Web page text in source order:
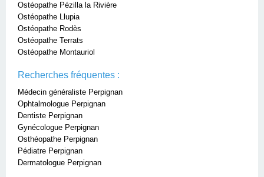
Ostéopathe Pézilla la Rivière
Ostéopathe Llupia
Ostéopathe Rodès
Ostéopathe Terrats
Ostéopathe Montauriol
Recherches fréquentes :
Médecin généraliste Perpignan
Ophtalmologue Perpignan
Dentiste Perpignan
Gynécologue Perpignan
Osthéopathe Perpignan
Pédiatre Perpignan
Dermatologue Perpignan